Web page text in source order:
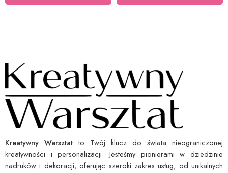
Kreatywny Warsztat to Twój klucz do świata nieograniczonej
kreatywności i personalizacji. Jesteśmy pionierami w dziedzinie
nadruków i dekoracji, oferując szeroki zakres usług, od unikalnych